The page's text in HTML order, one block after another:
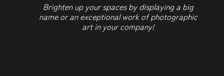
Brighten up your spaces by displaying a big
name or an exceptional work of photographic
art in your company!